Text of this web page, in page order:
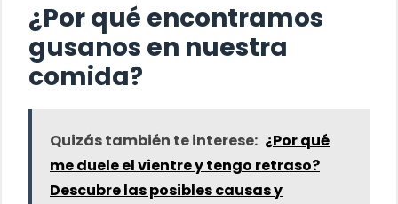
¿Por qué encontramos
gusanos en nuestra
comida?
Quizás también te interese: ¿Por qué
me duele el vientre y tengo retraso?
Descubre las posibles causas y